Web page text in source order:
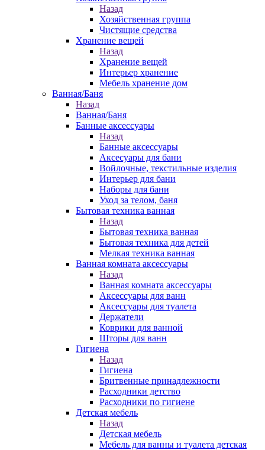
Назад
Хозяйственная группа
Чистящие средства
Хранение вещей
Назад
Хранение вещей
Интерьер хранение
Мебель хранение дом
Ванная/Баня
Назад
Ванная/Баня
Банные аксессуары
Назад
Банные аксессуары
Аксесуары для бани
Войлочные, текстильные изделия
Интерьер для бани
Наборы для бани
Уход за телом, баня
Бытовая техника ванная
Назад
Бытовая техника ванная
Бытовая техника для детей
Мелкая техника ванная
Ванная комната аксессуары
Назад
Ванная комната аксессуары
Аксессуары для ванн
Аксессуары для туалета
Держатели
Коврики для ванной
Шторы для ванн
Гигиена
Назад
Гигиена
Бритвенные принадлежности
Расходники детство
Расходники по гигиене
Детская мебель
Назад
Детская мебель
Мебель для ванны и туалета детская